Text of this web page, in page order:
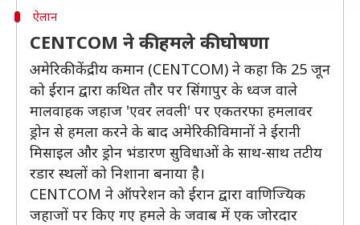
ऐलान
CENTCOM ने की हमले की घोषणा
अमेरिकी केंद्रीय कमान (CENTCOM) ने कहा कि 25 जून
को ईरान द्वारा कथित तौर पर सिंगापुर के ध्वज वाले
मालवाहक जहाज 'एवर लवली' पर एकतरफा हमलावर
ड्रोन से हमला करने के बाद अमेरिकी विमानों ने ईरानी
मिसाइल और ड्रोन भंडारण सुविधाओं के साथ-साथ तटीय
रडार स्थलों को निशाना बनाया है।
CENTCOM ने ऑपरेशन को ईरान द्वारा वाणिज्यिक
जहाजों पर किए गए हमले के जवाब में एक जोरदार